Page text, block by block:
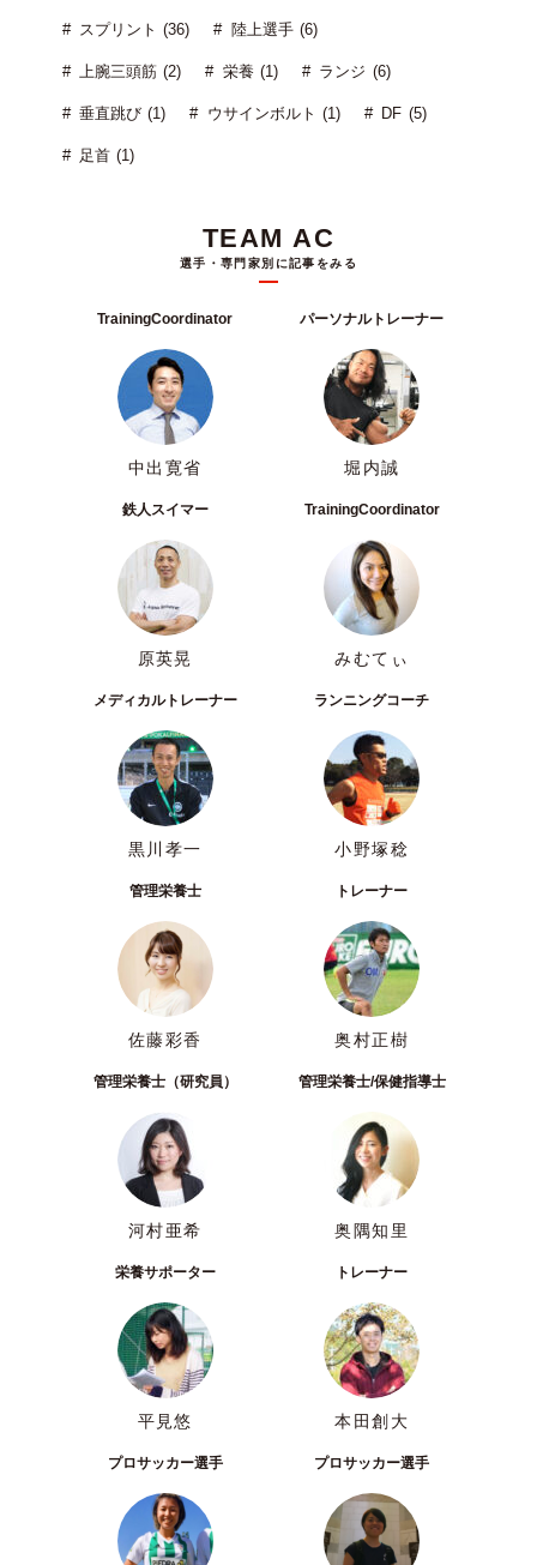
スプリント (36) 陸上選手 (6)
上腕三頭筋 (2) 栄養 (1) ランジ (6)
垂直跳び (1) ウサインボルト (1) DF (5)
足首 (1)
TEAM AC
選手・専門家別に記事をみる
TrainingCoordinator
中出寛省
パーソナルトレーナー
堀内誠
鉄人スイマー
原英晃
TrainingCoordinator
みむてぃ
メディカルトレーナー
黒川孝一
ランニングコーチ
小野塚稔
管理栄養士
佐藤彩香
トレーナー
奥村正樹
管理栄養士（研究員）
河村亜希
管理栄養士/保健指導士
奥隅知里
栄養サポーター
平見悠
トレーナー
本田創大
プロサッカー選手 プロサッカー選手